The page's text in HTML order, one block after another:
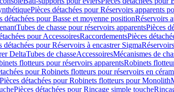
Pièces détachées pour Réservoirs apparents
détachées pour Basse et moyenne positionRéservoirs
Tubes de chasse pour réservoirs apparentsPièces
pour AccessoiresRaccordementsPièces
détachées pour Réservoirs à encastrer Sigma
DeltaTubes de chasseAccessoiresMécanismes de
flotteurs pour réservoirs apparentsRobinets
pour Robinets flotteurs pour réservoirs en
Pièces détachées pour Robinets flotteurs pour Monolith
Pièces détachées pour Rinçage simple touche